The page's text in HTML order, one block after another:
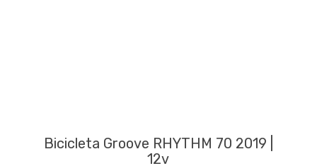
Bicicleta Groove RHYTHM 70 2019 |
12v